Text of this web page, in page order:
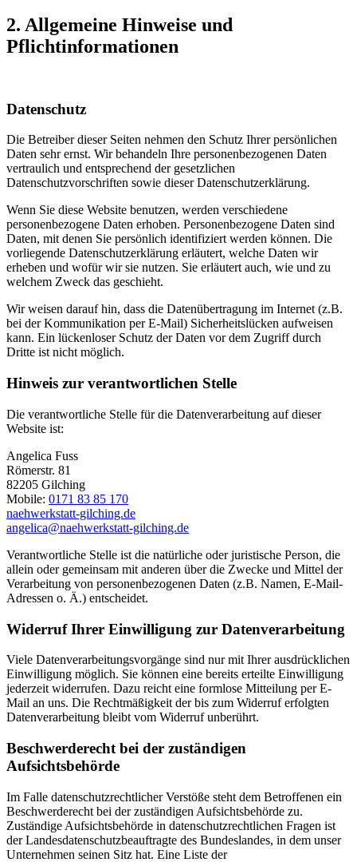
2. Allgemeine Hinweise und
Pflichtinformationen
Datenschutz
Die Betreiber dieser Seiten nehmen den Schutz Ihrer persönlichen
Daten sehr ernst. Wir behandeln Ihre personenbezogenen Daten
vertraulich und entsprechend der gesetzlichen
Datenschutzvorschriften sowie dieser Datenschutzerklärung.
Wenn Sie diese Website benutzen, werden verschiedene
personenbezogene Daten erhoben. Personenbezogene Daten sind
Daten, mit denen Sie persönlich identifiziert werden können. Die
vorliegende Datenschutzerklärung erläutert, welche Daten wir
erheben und wofür wir sie nutzen. Sie erläutert auch, wie und zu
welchem Zweck das geschieht.
Wir weisen darauf hin, dass die Datenübertragung im Internet (z.B.
bei der Kommunikation per E-Mail) Sicherheitslücken aufweisen
kann. Ein lückenloser Schutz der Daten vor dem Zugriff durch
Dritte ist nicht möglich.
Hinweis zur verantwortlichen Stelle
Die verantwortliche Stelle für die Datenverarbeitung auf dieser
Website ist:
Angelica Fuss
Römerstr. 81
82205 Gilching
Mobile: 0171 83 85 170
naehwerkstatt-gilching.de
angelica@naehwerkstatt-gilching.de
Verantwortliche Stelle ist die natürliche oder juristische Person, die
allein oder gemeinsam mit anderen über die Zwecke und Mittel der
Verarbeitung von personenbezogenen Daten (z.B. Namen, E-Mail-
Adressen o. Ä.) entscheidet.
Widerruf Ihrer Einwilligung zur Datenverarbeitung
Viele Datenverarbeitungsvorgänge sind nur mit Ihrer ausdrücklichen
Einwilligung möglich. Sie können eine bereits erteilte Einwilligung
jederzeit widerrufen. Dazu reicht eine formlose Mitteilung per E-
Mail an uns. Die Rechtmäßigkeit der bis zum Widerruf erfolgten
Datenverarbeitung bleibt vom Widerruf unberührt.
Beschwerderecht bei der zuständigen
Aufsichtsbehörde
Im Falle datenschutzrechtlicher Verstöße steht dem Betroffenen ein
Beschwerderecht bei der zuständigen Aufsichtsbehörde zu.
Zuständige Aufsichtsbehörde in datenschutzrechtlichen Fragen ist
der Landesdatenschutzbeauftragte des Bundeslandes, in dem unser
Unternehmen seinen Sitz hat. Eine Liste der